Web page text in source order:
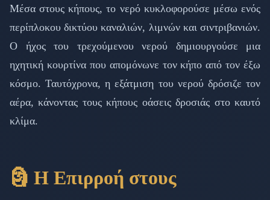
Μέσα στους κήπους, το νερό κυκλοφορούσε μέσω ενός
περίπλοκου δικτύου καναλιών, λιμνών και σιντριβανιών.
Ο ήχος του τρεχούμενου νερού δημιουργούσε μια
ηχητική κουρτίνα που απομόνωνε τον κήπο από τον έξω
κόσμο. Ταυτόχρονα, η εξάτμιση του νερού δρόσιζε τον
αέρα, κάνοντας τους κήπους οάσεις δροσιάς στο καυτό
κλίμα.
🗿 Η Επιρροή στους